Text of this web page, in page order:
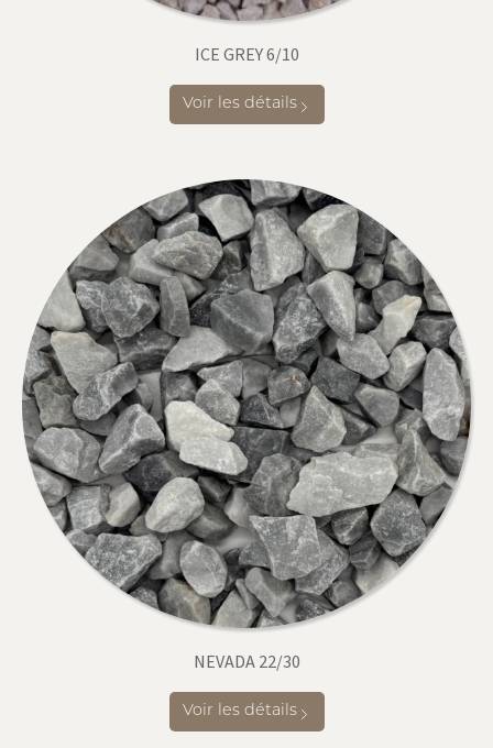
ICE GREY 6/10
Voir les détails
NEVADA 22/30
Voir les détails